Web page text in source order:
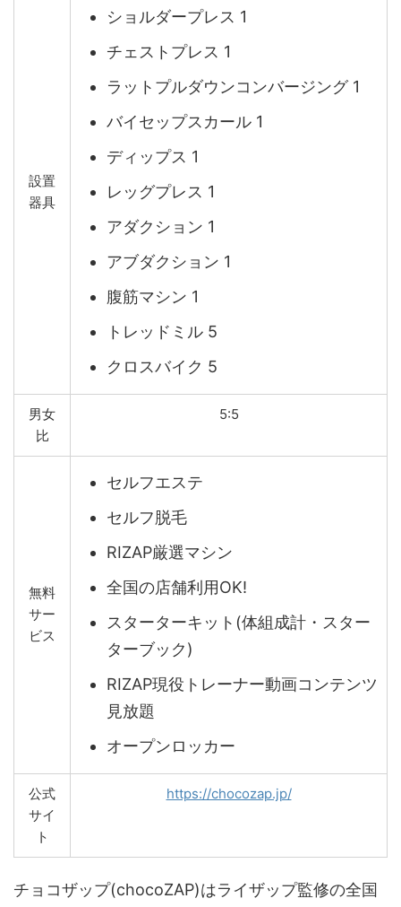
設置
器具
ショルダープレス 1
チェストプレス 1
ラットプルダウンコンバージング 1
バイセップスカール 1
ディップス 1
レッグプレス 1
アダクション 1
アブダクション 1
腹筋マシン 1
トレッドミル 5
クロスバイク 5
男女
比
5:5
無料
サー
ビス
セルフエステ
セルフ脱毛
RIZAP厳選マシン
全国の店舗利用OK!
スターターキット(体組成計・スター
ターブック)
RIZAP現役トレーナー動画コンテンツ
見放題
オープンロッカー
公式
サイ
ト
https://chocozap.jp/
チョコザップ(chocoZAP)はライザップ監修の全国